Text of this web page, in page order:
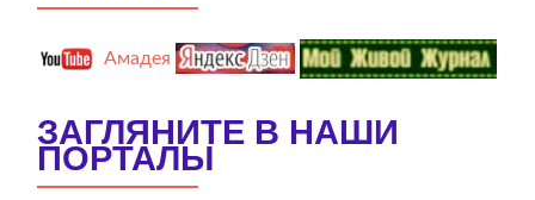
Амадея
ЗАГЛЯНИТЕ В НАШИ
ПОРТАЛЫ